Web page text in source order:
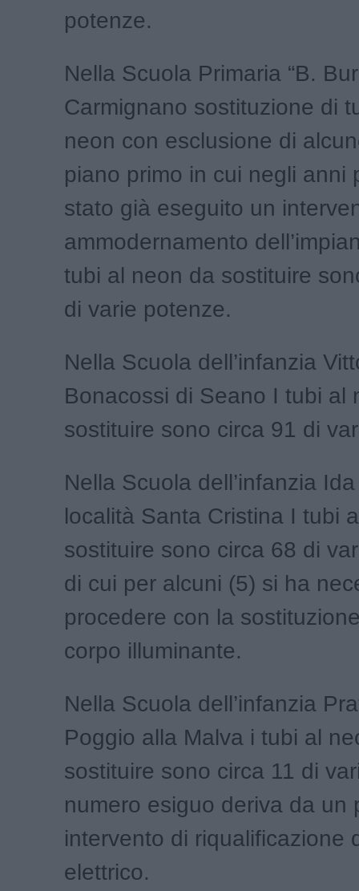
potenze.
Nella Scuola Primaria “B.
Carmignano sostituzione di
neon con esclusione di
piano primo in cui negli anni
stato già eseguito un
ammodernamento
tubi al neon da sostituire
di varie potenze.
Nella Scuola dell’infanzia
Bonacossi di Seano I tubi al
sostituire sono circa 91 di
Nella Scuola dell’infanzia
località Santa Cristina I tubi
sostituire sono circa 68 di
di cui per alcuni (5) si ha
procedere con la
corpo illuminante.
Nella Scuola dell’infanzia
Poggio alla Malva i tubi al
sostituire sono circa 11 di
numero esiguo deriva da un
intervento di riqualificazione
elettrico.